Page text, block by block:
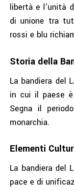
libertà e l’unità
di unione tra
rossi e blu
Storia della
La bandiera del
in cui il paese è
Segna il
monarchia.
Elementi
La bandiera del
pace e di